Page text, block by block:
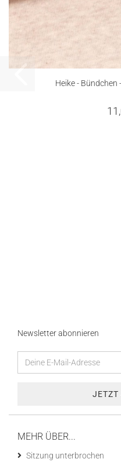
Heike - Bündchen
Newsletter abonnieren
MEHR ÜBER...
Sitzung unterbrochen